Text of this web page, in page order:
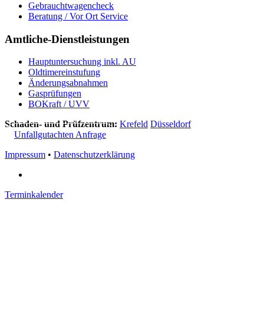
Gebrauchtwagencheck
Beratung / Vor Ort Service
Amtliche-Dienstleistungen
Hauptuntersuchung inkl. AU
Oldtimereinstufung
Änderungsabnahmen
Gasprüfungen
BOKraft / UVV
Schaden- und Prüfzentrum: Krefeld Düsseldorf
Unfallgutachten Anfrage
Impressum • Datenschutzerklärung
Terminkalender